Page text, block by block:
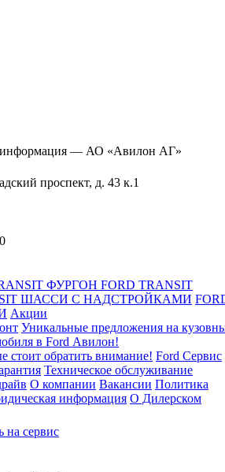
— АО «Авилон АГ»
проспект, д. 43 к.1
ФУРГОН FORD TRANSIT
ШАССИ С НАДСТРОЙКАМИ
Акции
Уникальные предложения на
в Ford Авилон!
стоит обратить внимание! Ford Сервис
Техническое обслуживание
О компании Вакансии Политика
информация О Дилерском
на сервис